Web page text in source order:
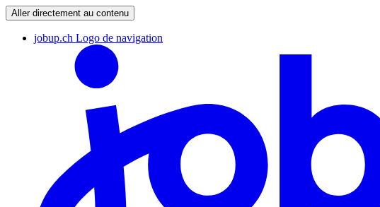
Aller directement au contenu
jobup.ch Logo de navigation